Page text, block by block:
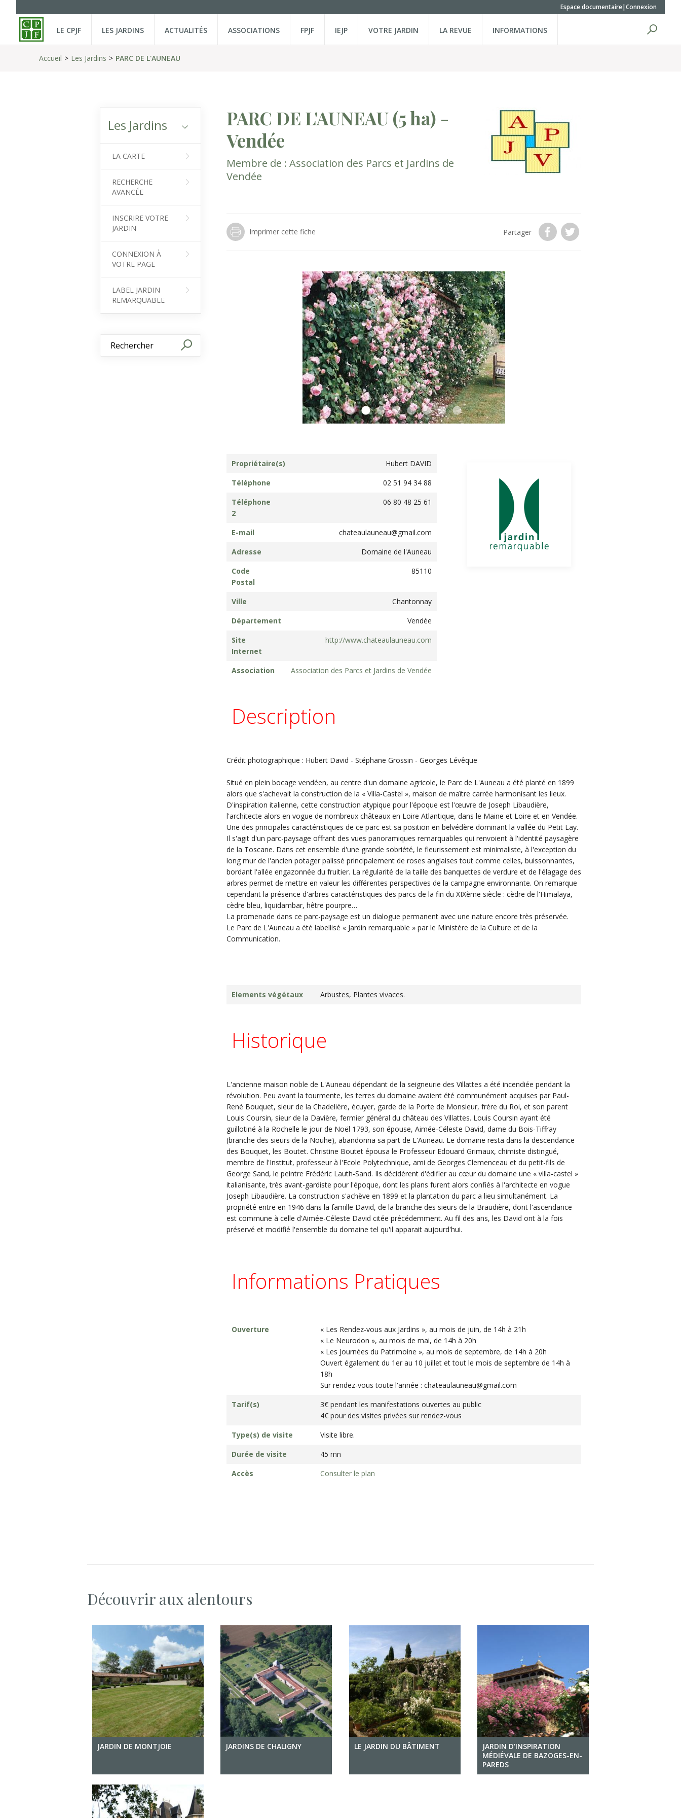
Espace documentaire Connexion
LE CPJF LES JARDINS ACTUALITÉS ASSOCIATIONS FPJF IEJP VOTRE JARDIN LA REVUE INFORMATIONS
Accueil Les Jardins PARC DE L'AUNEAU
Les Jardins
LA CARTE
RECHERCHE
AVANCÉE
INSCRIRE VOTRE
JARDIN
CONNEXION À
VOTRE PAGE
LABEL JARDIN
REMARQUABLE
PARC DE L'AUNEAU(5 ha) -
Vendée
Membre de : Association des Parcs et Jardins de
Vendée
Imprimer cette fiche Partager
Propriétaire(s)
Hubert DAVID
Téléphone
02 51 94 34 88
Téléphone
2
06 80 48 25 61
E-mail
chateaulauneau@gmail.com
Adresse
Domaine de l'Auneau
Code
Postal
85110
Ville
Chantonnay
Département
Vendée
Site
Internet
http://www.chateaulauneau.com
Association Association des Parcs et Jardins de Vendée
Description
Crédit photographique : Hubert David - Stéphane Grossin - Georges Lévêque
Situé en plein bocage vendéen, au centre d'un domaine agricole, le Parc de L'Auneau a été planté en 1899
alors que s'achevait la construction de la « Villa-Castel », maison de maître carrée harmonisant les lieux.
D'inspiration italienne, cette construction atypique pour l'époque est l'œuvre de Joseph Libaudière,
l'architecte alors en vogue de nombreux châteaux en Loire Atlantique, dans le Maine et Loire et en Vendée.
Une des principales caractéristiques de ce parc est sa position en belvédère dominant la vallée du Petit Lay.
Il s'agit d'un parc-paysage offrant des vues panoramiques remarquables qui renvoient à l'identité paysagère
de la Toscane. Dans cet ensemble d'une grande sobriété, le fleurissement est minimaliste, à l'exception du
long mur de l'ancien potager palissé principalement de roses anglaises tout comme celles, buissonnantes,
bordant l'allée engazonnée du fruitier. La régularité de la taille des banquettes de verdure et de l'élagage des
arbres permet de mettre en valeur les différentes perspectives de la campagne environnante. On remarque
cependant la présence d'arbres caractéristiques des parcs de la fin du XIXème siècle : cèdre de l'Himalaya,
cèdre bleu, liquidambar, hêtre pourpre…
La promenade dans ce parc-paysage est un dialogue permanent avec une nature encore très préservée.
Le Parc de L'Auneau a été labellisé « Jardin remarquable » par le Ministère de la Culture et de la
Communication.
Elements végétaux Arbustes, Plantes vivaces.
Historique
L'ancienne maison noble de L'Auneau dépendant de la seigneurie des Villattes a été incendiée pendant la
révolution. Peu avant la tourmente, les terres du domaine avaient été communément acquises par Paul-
René Bouquet, sieur de la Chadelière, écuyer, garde de la Porte de Monsieur, frère du Roi, et son parent
Louis Coursin, sieur de la Davière, fermier général du château des Villattes. Louis Coursin ayant été
guillotiné à la Rochelle le jour de Noël 1793, son épouse, Aimée-Céleste David, dame du Bois-Tiffray
(branche des sieurs de la Nouhe), abandonna sa part de L'Auneau. Le domaine resta dans la descendance
des Bouquet, les Boutet. Christine Boutet épousa le Professeur Edouard Grimaux, chimiste distingué,
membre de l'Institut, professeur à l'Ecole Polytechnique, ami de Georges Clemenceau et du petit-fils de
George Sand, le peintre Frédéric Lauth-Sand. Ils décidèrent d'édifier au cœur du domaine une « villa-castel »
italianisante, très avant-gardiste pour l'époque, dont les plans furent alors confiés à l'architecte en vogue
Joseph Libaudière. La construction s'achève en 1899 et la plantation du parc a lieu simultanément. La
propriété entre en 1946 dans la famille David, de la branche des sieurs de la Braudière, dont l'ascendance
est commune à celle d'Aimée-Céleste David citée précédemment. Au fil des ans, les David ont à la fois
préservé et modifié l'ensemble du domaine tel qu'il apparait aujourd'hui.
Informations Pratiques
Ouverture
« Les Rendez-vous aux Jardins », au mois de juin, de 14h à 21h
« Le Neurodon », au mois de mai, de 14h à 20h
« Les Journées du Patrimoine », au mois de septembre, de 14h à 20h
Ouvert également du 1er au 10 juillet et tout le mois de septembre de 14h à
18h
Sur rendez-vous toute l'année : chateaulauneau@gmail.com
Tarif(s)
3€ pendant les manifestations ouvertes au public
4€ pour des visites privées sur rendez-vous
Type(s) de visite
Visite libre.
Durée de visite
45 mn
Accès
Consulter le plan
Découvrir aux alentours
JARDIN DE MONTJOIE JARDINS DE CHALIGNY LE JARDIN DU BÂTIMENT
JARDIN D'INSPIRATION
MÉDIÉVALE DE BAZOGES-EN-
PAREDS